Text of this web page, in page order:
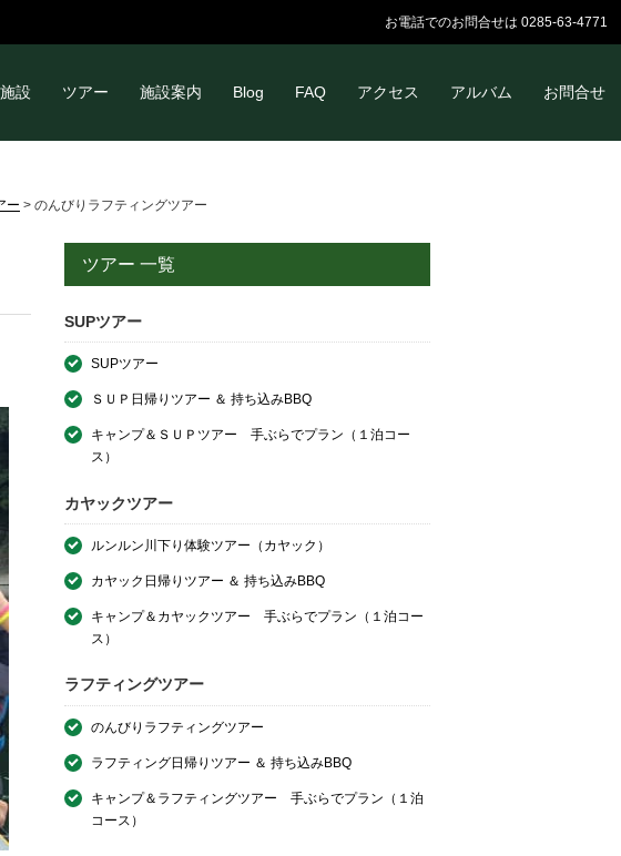
お電話でのお問合せは 0285-63-4771
設 ツアー 施設案内 Blog FAQ アクセス アルバム お問合せ
ー > のんびりラフティングツアー
ツアー 一覧
SUPツアー
SUPツアー
ＳＵＰ日帰りツアー ＆ 持ち込みBBQ
キャンプ＆ＳＵＰツアー 手ぶらでプラン（１泊コー
ス）
カヤックツアー
ルンルン川下り体験ツアー（カヤック）
カヤック日帰りツアー ＆ 持ち込みBBQ
キャンプ＆カヤックツアー 手ぶらでプラン（１泊コー
ス）
ラフティングツアー
のんびりラフティングツアー
ラフティング日帰りツアー ＆ 持ち込みBBQ
キャンプ＆ラフティングツアー 手ぶらでプラン（１泊
コース）